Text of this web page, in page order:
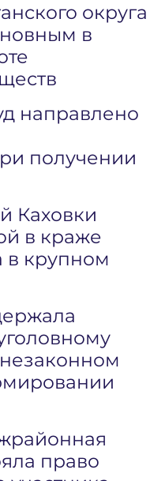
округа
в
направлено
получении
Каховки
в краже
в крупном
право